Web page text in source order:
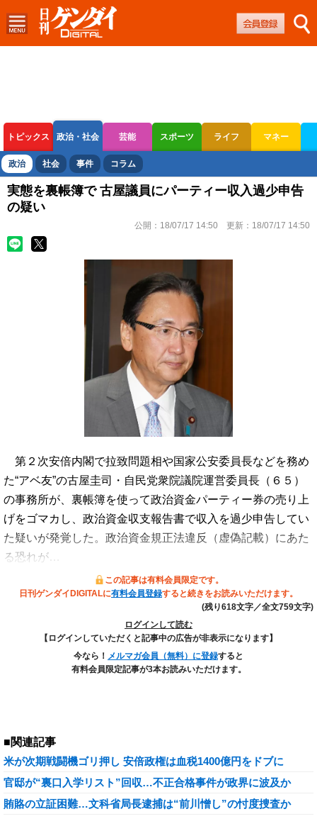
トピックス 政治・社会 芸能 スポーツ ライフ マネー
ボートレース 競輪 オートレース
政治 社会 事件 コラム
実態を裏帳簿で 古屋議員にパーティー収入過少申告
の疑い
公開： 18/07/17 14:50 更新： 18/07/17 14:50
第２次安倍内閣で拉致問題相や国家公安委員長などを務め
た“アベ友”の古屋圭司・自民党衆院議院運営委員長（６５）
の事務所が、裏帳簿を使って政治資金パーティー券の売り上
げをゴマカし、政治資金収支報告書で収入を過少申告してい
た疑いが発覚した。政治資金規正法違反（虚偽記載）にあた
る恐れが…
この記事は有料会員限定です。
日刊ゲンダイDIGITALに有料会員登録すると続きをお読みいただけます。
(残り618文字／全文759文字)
ログインして読む
【ログインしていただくと記事中の広告が非表示になります】
今なら！ メルマガ会員（無料）に登録すると
有料会員限定記事が3本お読みいただけます。
■関連記事
米が次期戦闘機ゴリ押し 安倍政権は血税1400億円をドブに
官邸が“裏口入学リスト”回収…不正合格事件が政界に波及か
賄賂の立証困難…文科省局長逮捕は“前川憎し”の忖度捜査か